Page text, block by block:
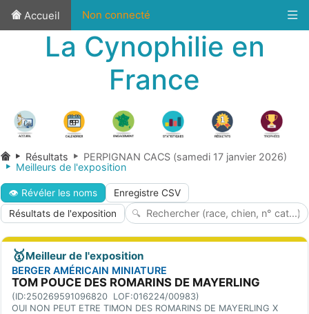
Accueil Non connecté
La Cynophilie en
France
Résultats
PERPIGNAN CACS (samedi 17 janvier 2026)
Meilleurs de l'exposition
👁 Révéler les noms
Enregistre CSV
Résultats de l'exposition
🥇Meilleur de l'exposition
BERGER AMÉRICAIN MINIATURE
TOM POUCE DES ROMARINS DE MAYERLING
(ID:250269591096820 LOF:016224/00983)
OUI NON PEUT ETRE TIMON DES ROMARINS DE MAYERLING X